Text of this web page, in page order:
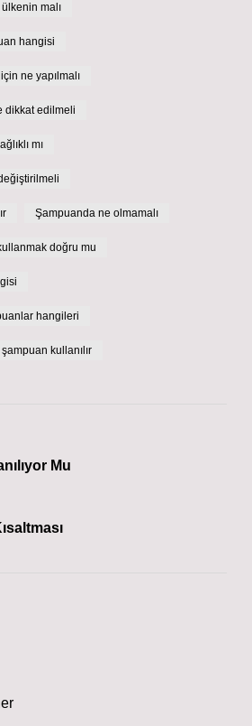
malı
hangisi
ne yapılmalı
dikkat edilmeli
mı
Şampuanda ne olmamalı
doğru mu
hangileri
kullanılır
Mu